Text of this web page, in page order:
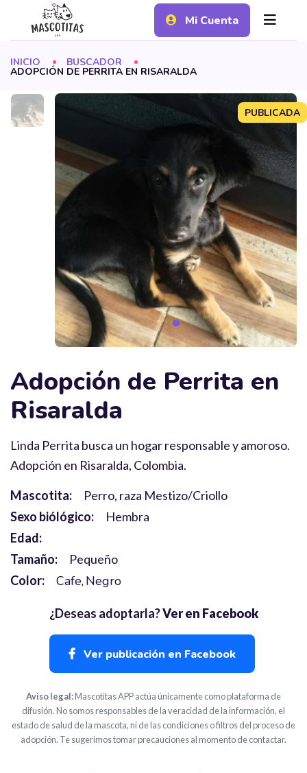
Mi Cuenta
INICIO BUSCADOR
ADOPCIÓN DE PERRITA EN RISARALDA
PUBLICADA
Adopción de Perrita en
Risaralda
Linda Perrita busca un hogar responsable y amoroso.
Adopción en Risaralda, Colombia.
Mascotita:
Perro, raza Mestizo/Criollo
Sexo biólógico:
Hembra
Edad:
Tamaño:
Pequeño
Color:
Cafe Negro
¿Deseas adoptarla?Ver en Facebook
Ver publicación en Facebook
Aviso legal:Mascotitas APP actúa únicamente como plataforma de
difusión. No somos responsables de la veracidad de la información, el
estado de salud de la mascota, ni de las condiciones o filtros del proceso de
adopción. Te sugerimos tomar precauciones al momento de contactar.